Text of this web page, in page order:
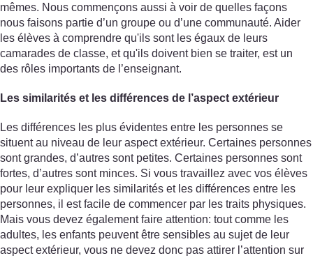
mêmes. Nous commençons aussi à voir de quelles façons
nous faisons partie d’un groupe ou d’une communauté. Aider
les élèves à comprendre qu'ils sont les égaux de leurs
camarades de classe, et qu'ils doivent bien se traiter, est un
des rôles importants de l’enseignant.
Les similarités et les différences de l’aspect extérieur
Les différences les plus évidentes entre les personnes se
situent au niveau de leur aspect extérieur. Certaines personnes
sont grandes, d’autres sont petites. Certaines personnes sont
fortes, d’autres sont minces. Si vous travaillez avec vos élèves
pour leur expliquer les similarités et les différences entre les
personnes, il est facile de commencer par les traits physiques.
Mais vous devez également faire attention: tout comme les
adultes, les enfants peuvent être sensibles au sujet de leur
aspect extérieur, vous ne devez donc pas attirer l’attention sur